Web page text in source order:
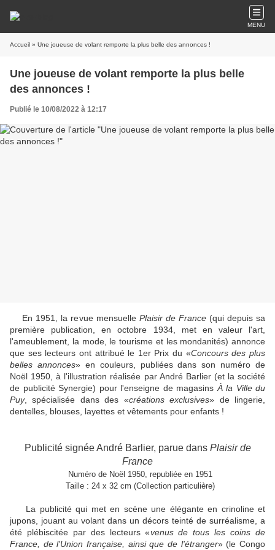
MENU
Accueil » Une joueuse de volant remporte la plus belle des annonces !
Une joueuse de volant remporte la plus belle
des annonces !
Publié le 10/08/2022 à 12:17
En 1951, la revue mensuelle Plaisir de France(qui depuis sa
première publication, en octobre 1934, met en valeur l'art,
l'ameublement, la mode, le tourisme et les mondanités) annonce
que ses lecteurs ont attribué le 1er Prix du «Concours des plus
belles annonces» en couleurs, publiées dans son numéro de
Noël 1950, à l'illustration réalisée par André Barlier (et la société
de publicité Synergie) pour l'enseigne de magasins À la Ville du
Puy, spécialisée dans des «créations exclusives» de lingerie,
dentelles, blouses, layettes et vêtements pour enfants !
Publicité signée André Barlier, parue dans Plaisir de
France
Numéro de Noël 1950, republiée en 1951
Taille : 24 x 32 cm (Collection particulière)
La publicité qui met en scène une élégante en crinoline et
jupons, jouant au volant dans un décors teinté de surréalisme, a
été plébiscitée par des lecteurs «venus de tous les coins de
France, de l'Union française, ainsi que de l'étranger» (le Congo